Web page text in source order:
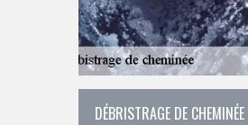
DÉBRISTRAGE DE CHEMINÉE